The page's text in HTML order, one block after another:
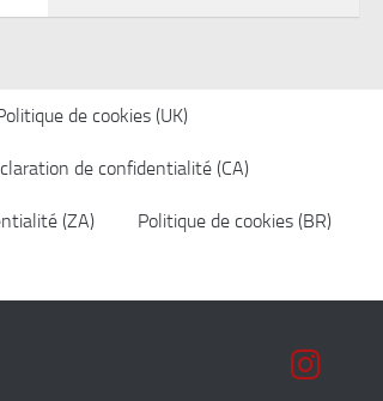
de cookies (UK)
de confidentialité (CA)
(ZA) Politique de cookies (BR)